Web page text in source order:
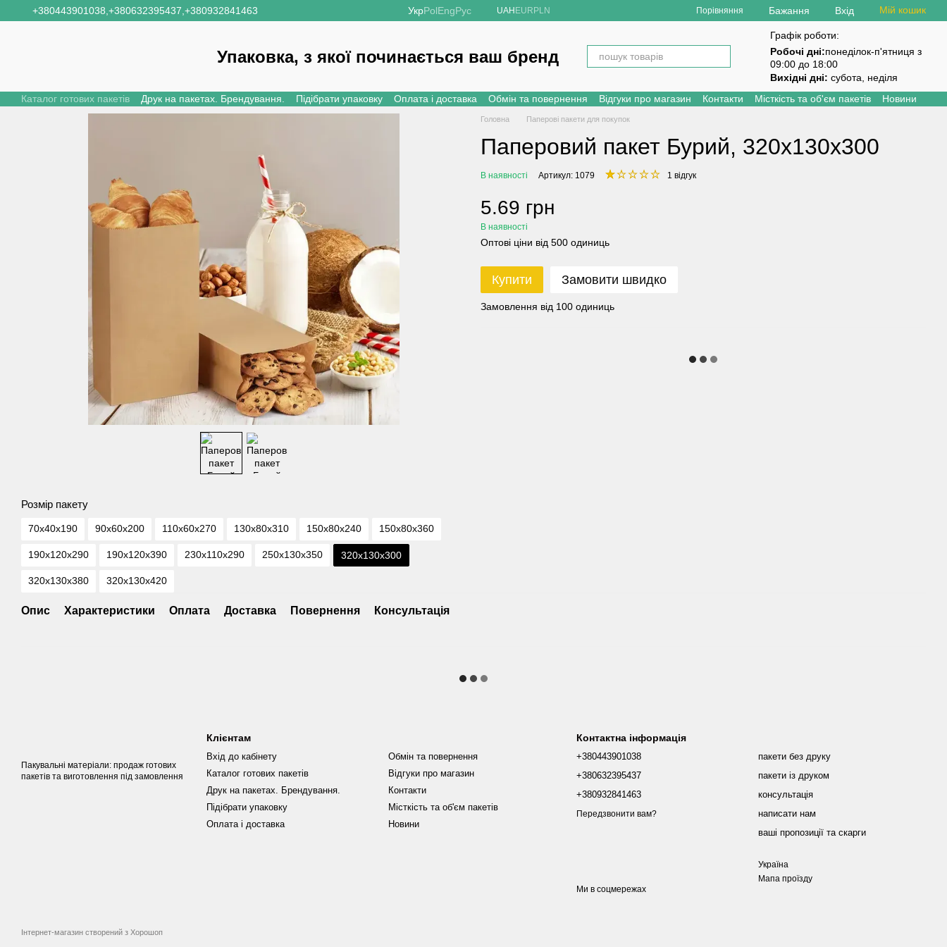
Перейти до основного контенту
+380443901038, +380632395437, +380932841463 УкрPolEngРус UAH EUR PLN Порівняння Бажання Вхід Мій кошик
Упаковка, з якої починається ваш бренд
Графік роботи:
Робочі дні:понеділок-п'ятниця з
09:00 до 18:00
Вихідні дні: субота, неділя
Каталог готових пакетів
Друк на пакетах. Брендування. Підібрати упаковку Оплата і доставка Обмін та повернення Відгуки про магазин Контакти Місткість та об'єм пакетів Новини
Розмір пакету
70х40х190 90х60х200 110х60х270 130х80х310 150х80х240 150х80х360
190х120х290 190х120х390 230х110х290 250х130х350 320х130х300
320х130х380 320х130х420
Головна Паперові пакети для покупок
Паперовий пакет Бурий, 320х130х300
В наявності Артикул: 1079 1 відгук
5.69 грн
В наявності
Оптові ціни від 500 одиниць
Купити Замовити швидко
Замовлення від 100 одиниць
Опис Характеристики Оплата Доставка Повернення Консультація
Пакувальні матеріали: продаж готових
пакетів та виготовлення під замовлення
Інтернет-магазин створений з Хорошоп
Клієнтам
Вхід до кабінету
Каталог готових пакетів
Друк на пакетах. Брендування.
Підібрати упаковку
Оплата і доставка
Обмін та повернення
Відгуки про магазин
Контакти
Місткість та об'єм пакетів
Новини
Контактна інформація
+380443901038
+380632395437
+380932841463
Передзвонити вам?
пакети без друку
пакети із друком
консультація
написати нам
ваші пропозиції та скарги
Україна
Мапа проїзду
Ми в соцмережах